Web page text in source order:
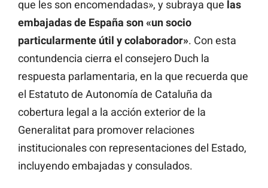
que les son encomendadas», y subraya que las
embajadas de España son «un socio
particularmente útil y colaborador». Con esta
contundencia cierra el consejero Duch la
respuesta parlamentaria, en la que recuerda que
el Estatuto de Autonomía de Cataluña da
cobertura legal a la acción exterior de la
Generalitat para promover relaciones
institucionales con representaciones del Estado,
incluyendo embajadas y consulados.